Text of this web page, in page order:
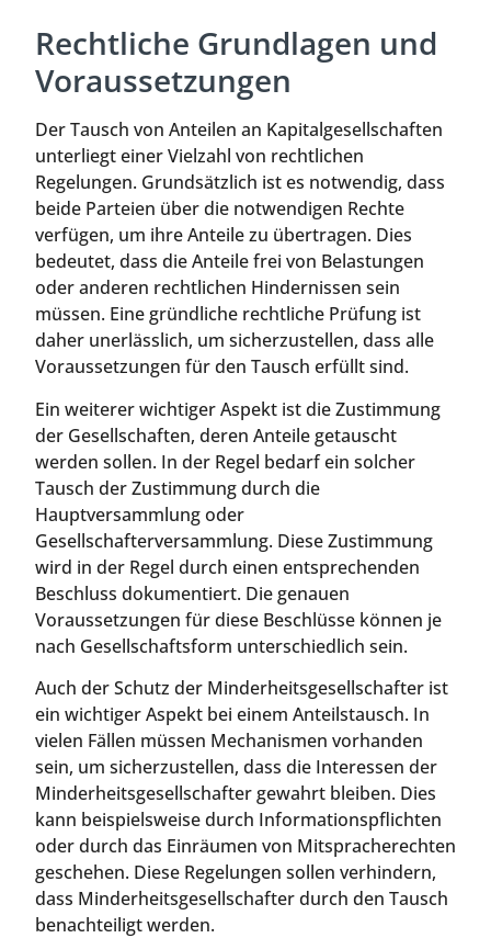
Rechtliche Grundlagen und
Voraussetzungen
Der Tausch von Anteilen an Kapitalgesellschaften
unterliegt einer Vielzahl von rechtlichen
Regelungen. Grundsätzlich ist es notwendig, dass
beide Parteien über die notwendigen Rechte
verfügen, um ihre Anteile zu übertragen. Dies
bedeutet, dass die Anteile frei von Belastungen
oder anderen rechtlichen Hindernissen sein
müssen. Eine gründliche rechtliche Prüfung ist
daher unerlässlich, um sicherzustellen, dass alle
Voraussetzungen für den Tausch erfüllt sind.
Ein weiterer wichtiger Aspekt ist die Zustimmung
der Gesellschaften, deren Anteile getauscht
werden sollen. In der Regel bedarf ein solcher
Tausch der Zustimmung durch die
Hauptversammlung oder
Gesellschafterversammlung. Diese Zustimmung
wird in der Regel durch einen entsprechenden
Beschluss dokumentiert. Die genauen
Voraussetzungen für diese Beschlüsse können je
nach Gesellschaftsform unterschiedlich sein.
Auch der Schutz der Minderheitsgesellschafter ist
ein wichtiger Aspekt bei einem Anteilstausch. In
vielen Fällen müssen Mechanismen vorhanden
sein, um sicherzustellen, dass die Interessen der
Minderheitsgesellschafter gewahrt bleiben. Dies
kann beispielsweise durch Informationspflichten
oder durch das Einräumen von Mitspracherechten
geschehen. Diese Regelungen sollen verhindern,
dass Minderheitsgesellschafter durch den Tausch
benachteiligt werden.